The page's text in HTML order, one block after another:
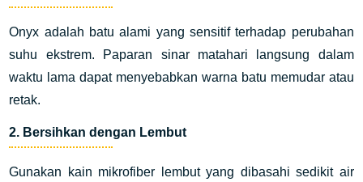
Onyx adalah batu alami yang sensitif terhadap perubahan
suhu ekstrem. Paparan sinar matahari langsung dalam
waktu lama dapat menyebabkan warna batu memudar atau
retak.
2. Bersihkan dengan Lembut
Gunakan kain mikrofiber lembut yang dibasahi sedikit air